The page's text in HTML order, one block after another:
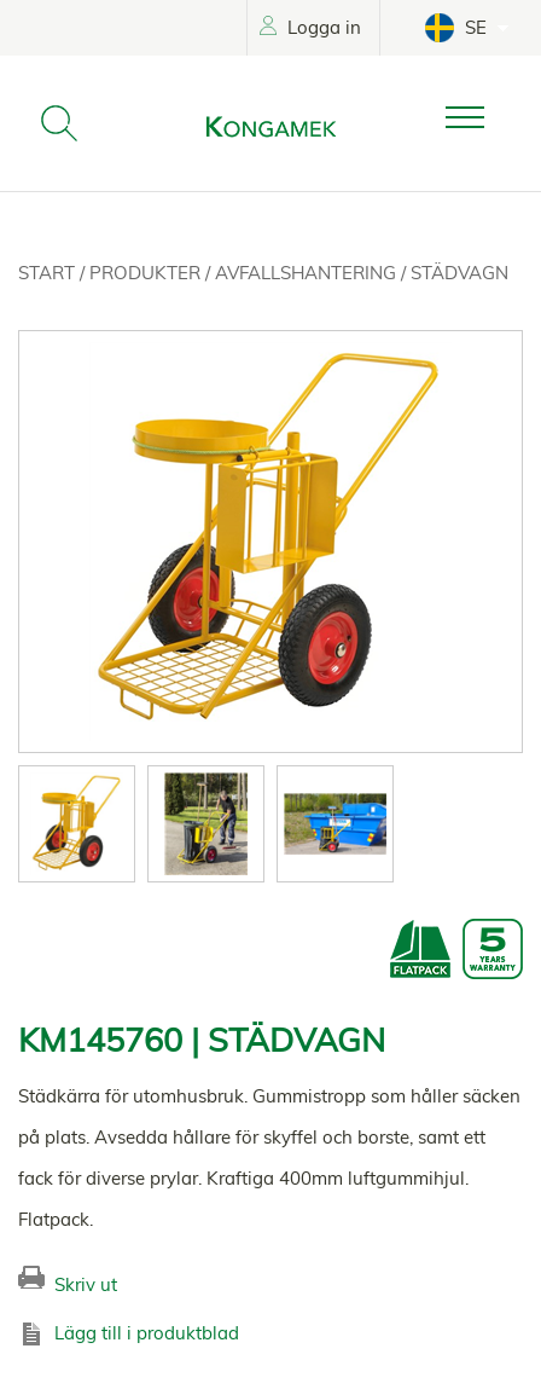
Logga in SE
START / PRODUKTER /AVFALLSHANTERING / STÄDVAGN
KM145760 | STÄDVAGN
Städkärra för utomhusbruk. Gummistropp som håller säcken
på plats. Avsedda hållare för skyffel och borste, samt ett
fack för diverse prylar. Kraftiga 400mm luftgummihjul.
Flatpack.
Skriv ut
Lägg till i produktblad